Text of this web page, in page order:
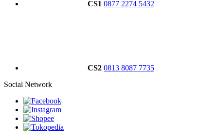
CS1 0877 2274 5432
CS2 0813 8087 7735
Social Network